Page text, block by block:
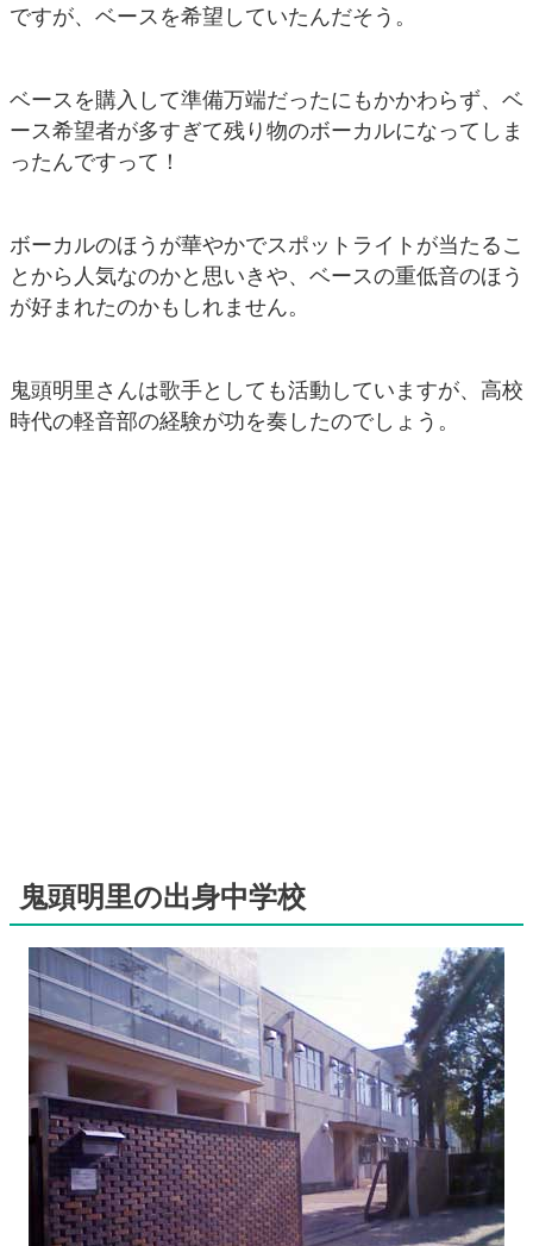
ですが、ベースを希望していたんだそう。
ベースを購入して準備万端だったにもかかわらず、ベ
ース希望者が多すぎて残り物のボーカルになってしま
ったんですって！
ボーカルのほうが華やかでスポットライトが当たるこ
とから人気なのかと思いきや、ベースの重低音のほう
が好まれたのかもしれません。
鬼頭明里さんは歌手としても活動していますが、高校
時代の軽音部の経験が功を奏したのでしょう。
鬼頭明里の出身中学校